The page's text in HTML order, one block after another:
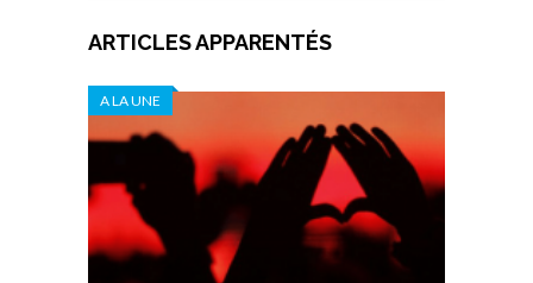
ARTICLES APPARENTÉS
A LA UNE